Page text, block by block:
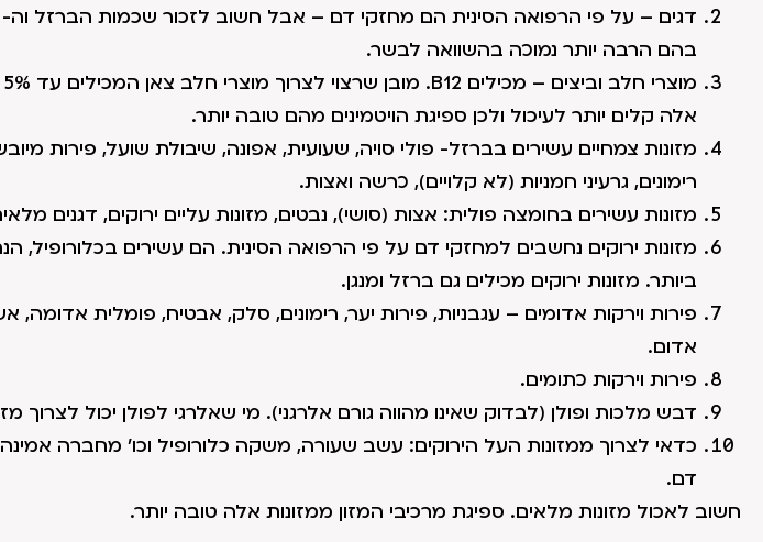
בהם הרבה יותר נמוכה בהשוואה לבשר.
אלה קלים יותר לעיכול ולכן ספיגת הויטמינים מהם טובה יותר.
מזונות צמחיים עשירים בברזל- פולי סויה, שעועית, אפונה, שיבולת שועל, פירות
רימונים, גרעיני חמניות (לא קלויים), כרשה ואצות.
מזונות עשירים בחומצה פולית: אצות (סושי), נבטים, מזונות עליים ירוקים, דגנים
מזונות ירוקים נחשבים למחזקי דם על פי הרפואה הסינית. הם עשירים
ביותר. מזונות ירוקים מכילים גם ברזל ומנגן.
פירות וירקות אדומים – עגבניות, פירות יער, רימונים, סלק, אבטיח, פומלית אדומה,
אדום.
פירות וירקות כתומים.
דבש מלכות ופולן (לבדוק שאינו מהווה גורם אלרגני). מי שאלרגי לפולן יכול לצרוך
כדאי לצרוך ממזונות העל הירוקים: עשב שעורה, משקה כלורופיל וכו' מחברה
דם.
חשוב לאכול מזונות מלאים. ספיגת מרכיבי המזון ממזונות אלה טובה יותר.